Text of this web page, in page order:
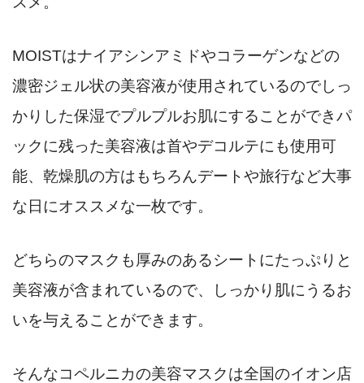
MOISTはナイアシンアミドやコラーゲンなどの
濃密ジェル状の美容液が使用されているのでしっ
かりした保湿でプルプルお肌にすることができパ
ックに残った美容液は首やデコルテにも使用可
能、乾燥肌の方はもちろんデートや旅行など大事
な日にオススメな一枚です。
どちらのマスクも厚みのあるシートにたっぷりと
美容液が含まれているので、しっかり肌にうるお
いを与えることができます。
そんなコペルニカの美容マスクは全国のイオン店